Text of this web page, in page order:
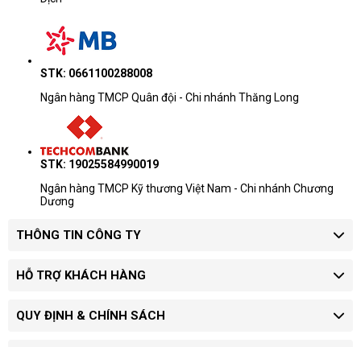
STK: 0661100288008
Ngân hàng TMCP Quân đội - Chi nhánh Thăng Long
STK: 19025584990019
Ngân hàng TMCP Kỹ thương Việt Nam - Chi nhánh Chương
Dương
THÔNG TIN CÔNG TY
HỖ TRỢ KHÁCH HÀNG
QUY ĐỊNH & CHÍNH SÁCH